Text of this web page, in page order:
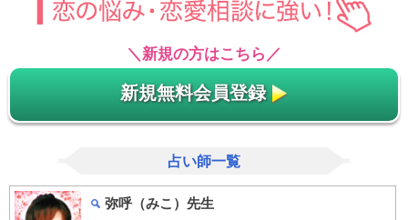
＼新規の方はこちら／
新規無料会員登録
占い師一覧
弥呼（みこ）先生